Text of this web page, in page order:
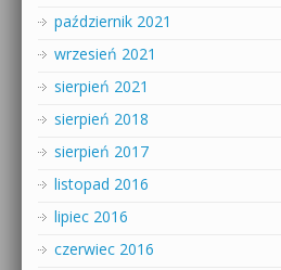
październik 2021
wrzesień 2021
sierpień 2021
sierpień 2018
sierpień 2017
listopad 2016
lipiec 2016
czerwiec 2016